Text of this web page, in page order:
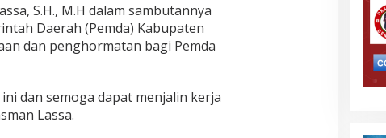
S.H., M.H dalam sambutannya
Daerah (Pemda) Kabupaten
dan penghormatan bagi Pemda
dan semoga dapat menjalin kerja
Lassa.